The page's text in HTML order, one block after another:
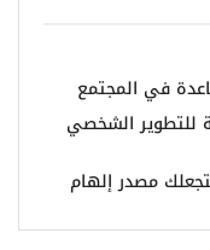
في المجتمع
للتطوير الشخصي
مصدر إلهام